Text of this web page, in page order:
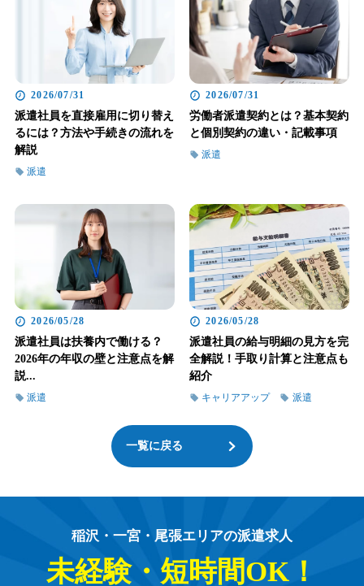
2026/07/31
派遣社員を直接雇用に切り替え
るには？方法や手続きの流れを
解説
派遣
2026/07/31
労働者派遣契約とは？基本契約
と個別契約の違い・記載事項
派遣
2026/05/28
派遣社員は扶養内で働ける？
2026年の年収の壁と注意点を解
説...
派遣
2026/05/28
派遣社員の給与明細の見方を完
全解説！手取り計算と注意点も
紹介
キャリアアップ 派遣
一覧に戻る
稲沢・一宮・尾張エリアの派遣求人
未経験・短時間OK！